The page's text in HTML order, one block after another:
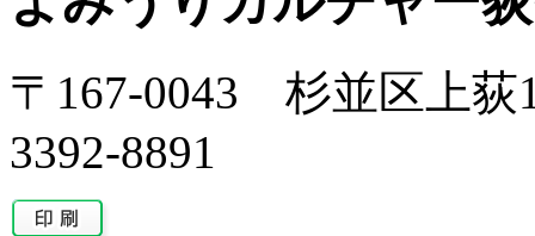
〒167-0043 杉並区上荻
3392-8891